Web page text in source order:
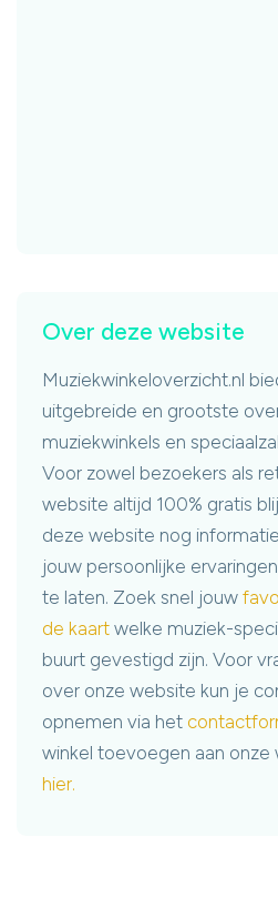
Over deze website
Muziekwinkeloverzicht.nl
uitgebreide en grootste
muziekwinkels en
Voor zowel bezoekers als
website altijd 100% gratis
deze website nog
jouw persoonlijke
te laten. Zoek snel jouw
de kaartwelke muziek-
buurt gevestigd zijn. Voor
over onze website kun je
opnemen via het
winkel toevoegen aan onze
hier.